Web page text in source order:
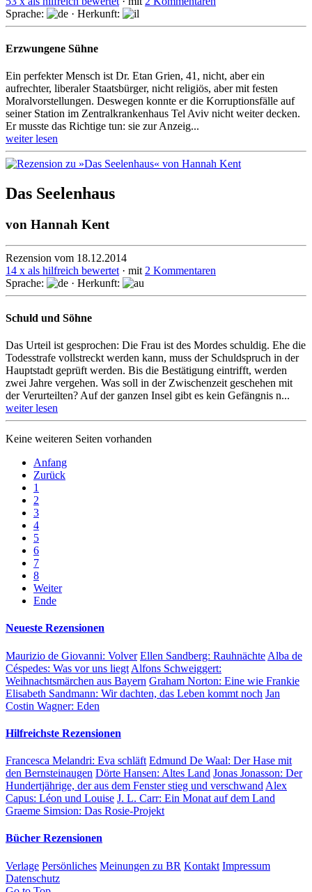
Sprache:
· Herkunft:
Erzwungene Sühne
Ein perfekter Mensch ist Dr. Etan Grien, 41, nicht, aber ein
aufrechter, liberaler Staats­bürger, nicht reli­giös, aber mit festen
Moral­vor­stel­lungen. Deswegen konnte er die Korrup­tions­fälle auf
seiner Station im Zentral­kranken­haus Tel Aviv nicht weiter decken.
Er musste das Richtige tun: sie zur Anzeig...
weiter lesen
Das Seelenhaus
von Hannah Kent
Rezension vom 18.12.2014
14 x als hilfreich bewertet· mit2 Kommentaren
Sprache:
· Herkunft:
Schuld und Söhne
Das Urteil ist gesprochen: Die Frau ist des Mordes schuldig. Ehe die
To­des­stra­fe vollstreckt werden kann, muss der Schuldspruch in der
Hauptstadt geprüft wer­den. Bis die Bestätigung eintrifft, werden
zwei Jahre vergehen. Was soll in der Zwischenzeit geschehen mit
der Verurteilten? Auf der ganzen Insel gibt es kein Gefängnis n...
weiter lesen
Keine weiteren Seiten vorhanden
Anfang
Zurück
1
2
3
4
5
6
7
8
Weiter
Ende
Neueste Rezensionen
Maurizio de Giovanni: Volver Ellen Sandberg: Rauhnächte Alba de
Céspedes: Was vor uns liegt Alfons Schweiggert:
Weihnachtsmärchen aus Bayern Graham Norton: Eine wie Frankie
Elisabeth Sandmann: Wir dachten, das Leben kommt noch Jan
Costin Wagner: Eden
Hilfreichste Rezensionen
Francesca Melandri: Eva schläft Edmund De Waal: Der Hase mit
den Bernsteinaugen Dörte Hansen: Altes Land Jonas Jonasson: Der
Hundertjährige, der aus dem Fenster stieg und verschwand Alex
Capus: Léon und Louise J. L. Carr: Ein Monat auf dem Land
Graeme Simsion: Das Rosie-Projekt
Bücher Rezensionen
Verlage Persönliches Meinungen zu BR Kontakt Impressum
Datenschutz